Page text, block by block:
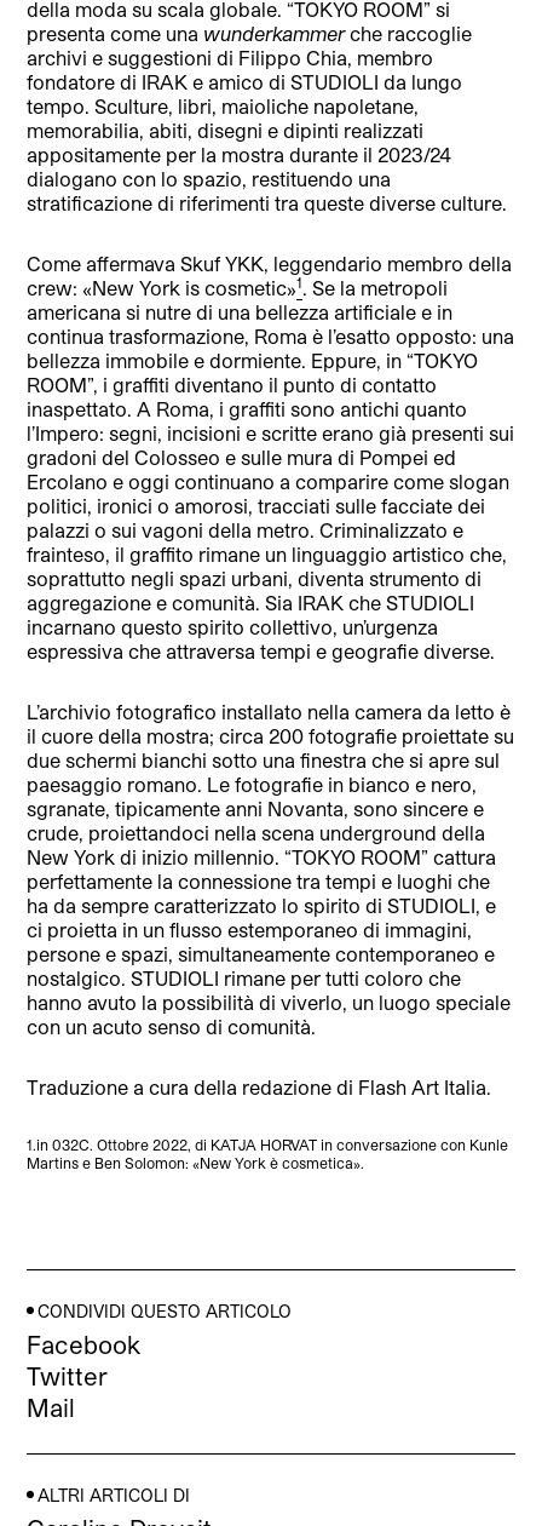
della moda su scala globale. “TOKYO ROOM” si
presenta come una wunderkammerche raccoglie
archivi e suggestioni di Filippo Chia, membro
fondatore di IRAK e amico di STUDIOLI da lungo
tempo. Sculture, libri, maioliche napoletane,
memorabilia, abiti, disegni e dipinti realizzati
appositamente per la mostra durante il 2023/24
dialogano con lo spazio, restituendo una
stratificazione di riferimenti tra queste diverse culture.
Come affermava Skuf YKK, leggendario membro della
crew: «New York is cosmetic»1
. Se la metropoli
americana si nutre di una bellezza artificiale e in
continua trasformazione, Roma è l’esatto opposto: una
bellezza immobile e dormiente. Eppure, in “TOKYO
ROOM”, i graffiti diventano il punto di contatto
inaspettato. A Roma, i graffiti sono antichi quanto
l’Impero: segni, incisioni e scritte erano già presenti sui
gradoni del Colosseo e sulle mura di Pompei ed
Ercolano e oggi continuano a comparire come slogan
politici, ironici o amorosi, tracciati sulle facciate dei
palazzi o sui vagoni della metro. Criminalizzato e
frainteso, il graffito rimane un linguaggio artistico che,
soprattutto negli spazi urbani, diventa strumento di
aggregazione e comunità. Sia IRAK che STUDIOLI
incarnano questo spirito collettivo, un’urgenza
espressiva che attraversa tempi e geografie diverse.
L’archivio fotografico installato nella camera da letto è
il cuore della mostra; circa 200 fotografie proiettate su
due schermi bianchi sotto una finestra che si apre sul
paesaggio romano. Le fotografie in bianco e nero,
sgranate, tipicamente anni Novanta, sono sincere e
crude, proiettandoci nella scena underground della
New York di inizio millennio. “TOKYO ROOM” cattura
perfettamente la connessione tra tempi e luoghi che
ha da sempre caratterizzato lo spirito di STUDIOLI, e
ci proietta in un flusso estemporaneo di immagini,
persone e spazi, simultaneamente contemporaneo e
nostalgico. STUDIOLI rimane per tutti coloro che
hanno avuto la possibilità di viverlo, un luogo speciale
con un acuto senso di comunità.
Traduzione a cura della redazione di Flash Art Italia.
1.in 032C. Ottobre 2022, di KATJA HORVAT in conversazione con Kunle
Martins e Ben Solomon: «New York è cosmetica».
CONDIVIDI QUESTO ARTICOLO
Facebook
Twitter
Mail
ALTRI ARTICOLI DI